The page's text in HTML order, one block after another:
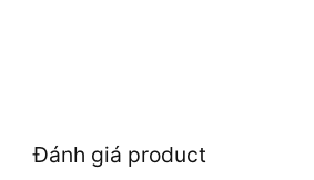
Đánh giá product